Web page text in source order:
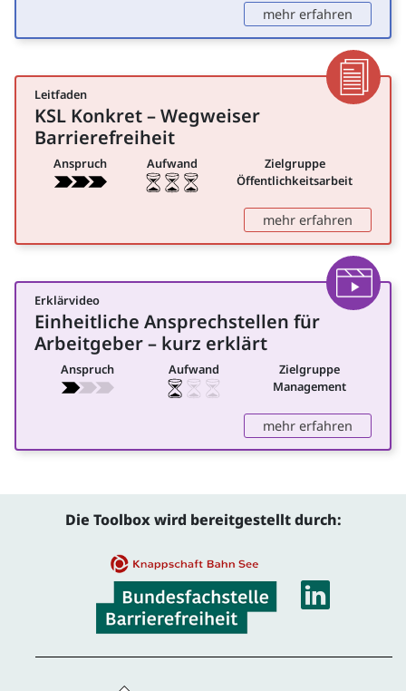
mehr erfahren
Leitfaden
für Öffentlichkeitsarbeit
KSL Konkret – Wegweiser
Barrierefreiheit
Anspruch Aufwand
Zielgruppe
Öffentlichkeitsarbeit
mehr erfahren
Erklärvideo
für Management
Einheitliche Ansprechstellen für
Arbeitgeber – kurz erklärt
Video
Anspruch Aufwand
Zielgruppe
Management
mehr erfahren
Die Toolbox wird bereitgestellt durch: